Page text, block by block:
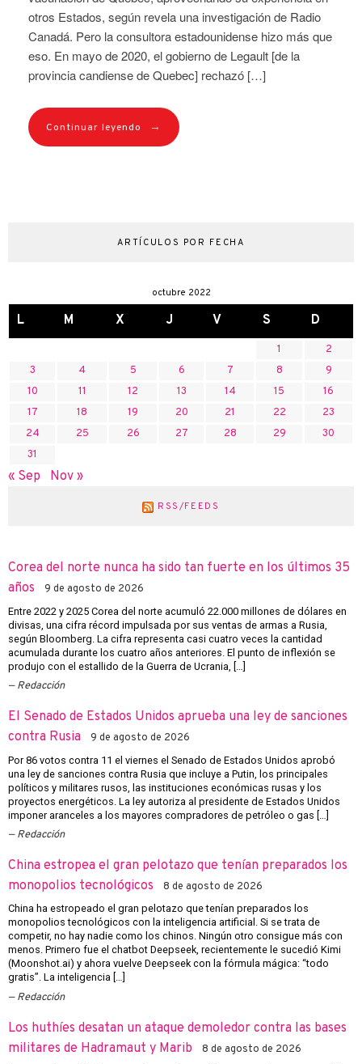
otros Estados, según revela una investigación de Radio
Canadá. Pero la consultora estadounidense hizo más que
eso. En mayo de 2020, el gobierno de Legault [de la
provincia candiense de Quebec] rechazó […]
Continuar leyendo →
ARTÍCULOS POR FECHA
octubre 2022
L M X J V S D
1
2
3
4 5 6 7 8
9
10
11 12 13 14 15
16
17
18 19 20 21 22
23
24
25 26 27 28 29
30
31
« Sep Nov »
RSS/FEEDS
Corea del norte nunca ha sido tan fuerte en los últimos 35
años
9 de agosto de 2026
Entre 2022 y 2025 Corea del norte acumuló 22.000 millones de dólares en
divisas, una cifra récord impulsada por sus ventas de armas a Rusia,
según Bloomberg. La cifra representa casi cuatro veces la cantidad
acumulada durante los cuatro años anteriores. El punto de inflexión se
produjo con el estallido de la Guerra de Ucrania, […]
Redacción
El Senado de Estados Unidos aprueba una ley de sanciones
contra Rusia
9 de agosto de 2026
Por 86 votos contra 11 el viernes el Senado de Estados Unidos aprobó
una ley de sanciones contra Rusia que incluye a Putin, los principales
políticos y militares rusos, las instituciones económicas rusas y los
proyectos energéticos. La ley autoriza al presidente de Estados Unidos
imponer aranceles a los mayores compradores de petróleo o gas […]
Redacción
China estropea el gran pelotazo que tenían preparados los
monopolios tecnológicos
8 de agosto de 2026
China ha estropeado el gran pelotazo que tenían preparados los
monopolios tecnológicos con la inteligencia artificial. Si se trata de
competir, no hay nadie como los chinos. Ningún otro consigue más con
menos. Primero fue el chatbot Deepseek, recientemente le sucedió Kimi
(Moonshot.ai) y ahora vuelve Deepseek con la fórmula mágica: “todo
gratis”. La inteligencia […]
Redacción
Los huthíes desatan un ataque demoledor contra las bases
militares de Hadramaut y Marib
8 de agosto de 2026